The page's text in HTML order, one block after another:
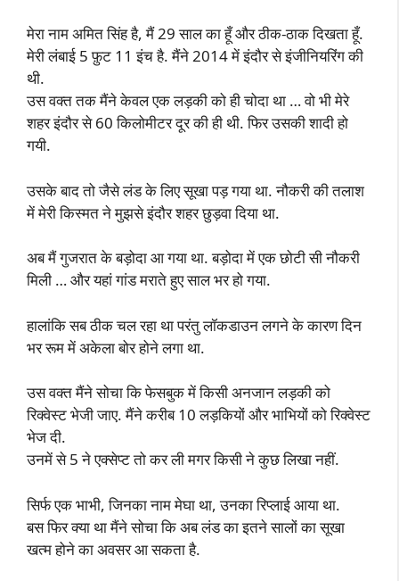
मेरा नाम अमित सिंह है, मैं 29 साल का हूँ और ठीक-ठाक दिखता हूँ.
मेरी लंबाई 5 फ़ुट 11 इंच है. मैंने 2014 में इंदौर से इंजीनियरिंग की
थी.
उस वक्त तक मैंने केवल एक लड़की को ही चोदा था … वो भी मेरे
शहर इंदौर से 60 किलोमीटर दूर की ही थी. फिर उसकी शादी हो
गयी.
उसके बाद तो जैसे लंड के लिए सूखा पड़ गया था. नौकरी की तलाश
में मेरी किस्मत ने मुझसे इंदौर शहर छुड़वा दिया था.
अब मैं गुजरात के बड़ोदा आ गया था. बड़ोदा में एक छोटी सी नौकरी
मिली … और यहां गांड मराते हुए साल भर हो गया.
हालांकि सब ठीक चल रहा था परंतु लॉकडाउन लगने के कारण दिन
भर रूम में अकेला बोर होने लगा था.
उस वक्त मैंने सोचा कि फेसबुक में किसी अनजान लड़की को
रिक्वेस्ट भेजी जाए. मैंने करीब 10 लड़कियों और भाभियों को रिक्वेस्ट
भेज दी.
उनमें से 5 ने एक्सेप्ट तो कर ली मगर किसी ने कुछ लिखा नहीं.
सिर्फ एक भाभी, जिनका नाम मेघा था, उनका रिप्लाई आया था.
बस फिर क्या था मैंने सोचा कि अब लंड का इतने सालों का सूखा
खत्म होने का अवसर आ सकता है.